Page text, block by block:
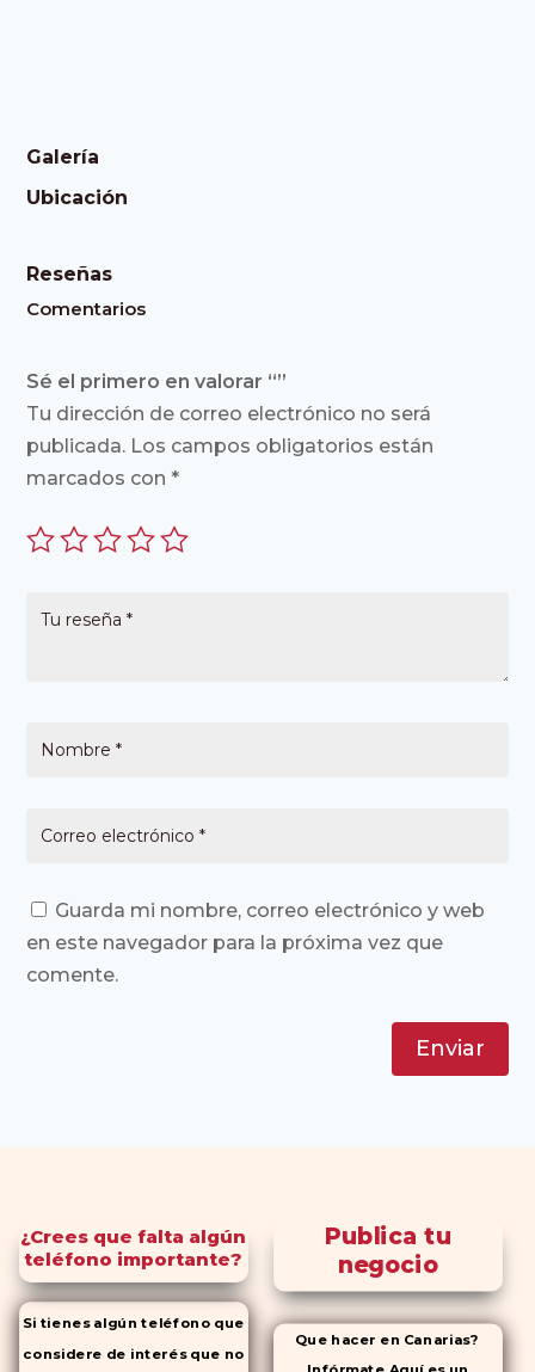
Galería
Ubicación
Reseñas
Comentarios
Sé el primero en valorar “”
Tu dirección de correo electrónico no será
publicada. Los campos obligatorios están
marcados con*
Guarda mi nombre, correo electrónico y web
en este navegador para la próxima vez que
comente.
Enviar
¿Crees que falta algún
teléfono importante?
Si tienes algún teléfono que
considere de interés que no
Publica tu
negocio
Que hacer en Canarias?